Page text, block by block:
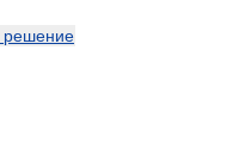
решение